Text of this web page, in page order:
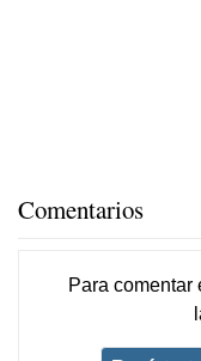
Comentarios
Para comentar